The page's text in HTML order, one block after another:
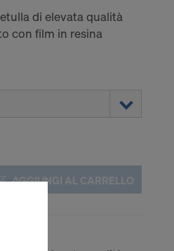
di elevata qualità
con film in resina
AGGIUNGI AL CARRELLO